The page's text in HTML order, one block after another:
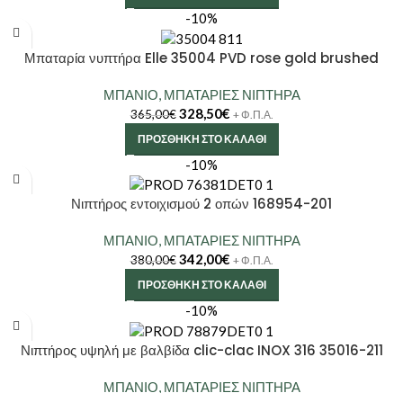
-10%
Μπαταρία νυπτήρα Elle 35004 PVD rose gold brushed
ΜΠΑΝΙΟ ΜΠΑΤΑΡΙΕΣ ΝΙΠΤΗΡΑ
365,00€ 328,50€ + Φ.Π.Α.
ΠΡΟΣΘΉΚΗ ΣΤΟ ΚΑΛΆΘΙ
-10%
Νιπτήρος εντοιχισμού 2 οπών 168954-201
ΜΠΑΝΙΟ, ΜΠΑΤΑΡΙΕΣ ΝΙΠΤΗΡΑ
380,00€ 342,00€ + Φ.Π.Α.
ΠΡΟΣΘΉΚΗ ΣΤΟ ΚΑΛΆΘΙ
-10%
Νιπτήρος υψηλή με βαλβίδα clic-clac INOX 316 35016-211
ΜΠΑΝΙΟ, ΜΠΑΤΑΡΙΕΣ ΝΙΠΤΗΡΑ